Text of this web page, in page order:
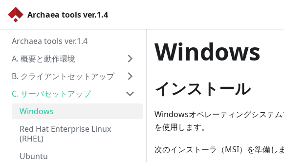
Archaea tools ver.1.4
Archaea tools ver.1.4
A. 概要と動作環境
B. クライアントセットアップ
C. サーバセットアップ
Windows
Red Hat Enterprise Linux
(RHEL)
Ubuntu
Windows
インストール
Windowsオペレーティングシステ
を使用します。
次のインストーラ（MSI）を準備しま